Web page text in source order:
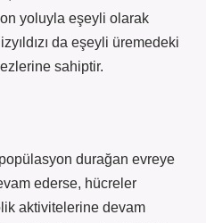
yoluyla eşeyli olarak
da eşeyli üremedeki
sahiptir.
durağan evreye
ederse, hücreler
aktivitelerine devam